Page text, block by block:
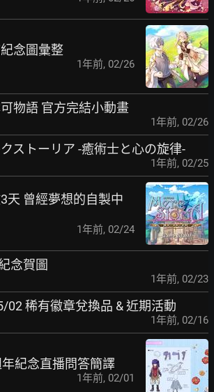
念圖彙整
1年前, 02/26
物語 官方完結小動畫
1年前, 02/26
ストーリア -癒術士と心の旋律-
1年前, 02/25
天 曾經夢想的自製中
1年前, 02/24
念賀圖
1年前, 02/23
02 稀有徽章兌換品 & 近期活動
1年前, 02/16
紀念直播問答簡譯
1年前, 02/01